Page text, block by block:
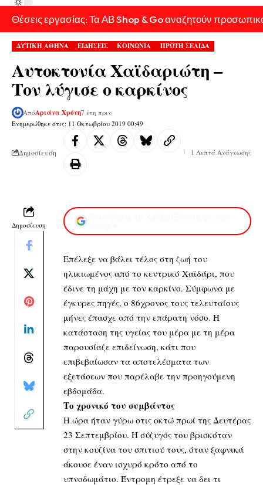
Θέσεις εργασίας: Τα ΑΒ Shop & Go αναζητούν
ΔΥΤΙΚΗ ΑΘΗΝΑ ΕΙΔΗΣΕΙΣ ΚΟΙΝΩΝΙΑ ΠΡΩΤΗ ΣΕΛΙΔΑ
Αυτοκτονία Χαϊδαριώτη –
Τον λύγισε ο καρκίνος
Ενημερώθηκε στις: 11 Οκτωβρίου 2019 00:49
ΑπόΑριάνα Χρόνη7 έτη πριν
Δημοσίευση 1 Λεπτά Ανάγνωσης
Δημοσίευση
Επέλεξε να βάλει τέλος στη ζωή του
ηλικιωμένος από το κεντρικό Χαϊδάρι, που
έδινε τη μάχη με τον καρκίνο. Σύμφωνα με
έγκυρες πηγές, ο 86χρονος τους τελευταίους
μήνες έπασχε από την επάρατη νόσο. Η
κατάσταση της υγείας του μέρα με τη μέρα
παρουσίαζε επιδείνωση, κάτι που
επιβεβαίωσαν τα αποτελέσματα των
εξετάσεων που παρέλαβε την προηγούμενη
εβδομάδα.
Το χρονικό του συμβάντος
Η ώρα ήταν γύρω στις οκτώ πρωί της Δευτέρας
23 Σεπτεμβρίου. Η σύζυγός του βρισκόταν
στην κουζίνα του σπιτιού τους, όταν ξαφνικά
άκουσε έναν ισχυρό κρότο από το
υπνοδωμάτιο. Έντρομη έτρεξε να δει τι